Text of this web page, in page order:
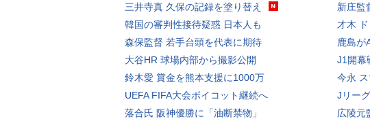
三井寺真 久保の記録を塗り替え
韓国の審判性接待疑惑 日本人も
森保監督 若手台頭を代表に期待
大谷HR 球場内部から撮影公開
鈴木愛 賞金を熊本支援に1000万
UEFA FIFA大会ボイコット継続へ
落合氏 阪神優勝に「油断禁物」
新庄監
才木
鹿島が
J1開幕
今永
Jリー
広陵元